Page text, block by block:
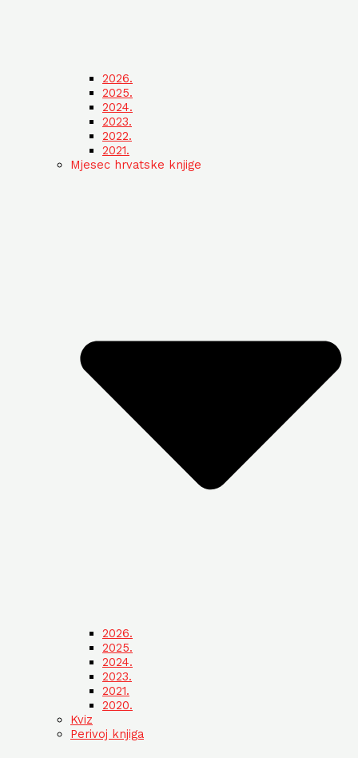
2026.
2025.
2024.
2023.
2022.
2021.
Mjesec hrvatske knjige
2026.
2025.
2024.
2023.
2021.
2020.
Kviz
Perivoj knjiga